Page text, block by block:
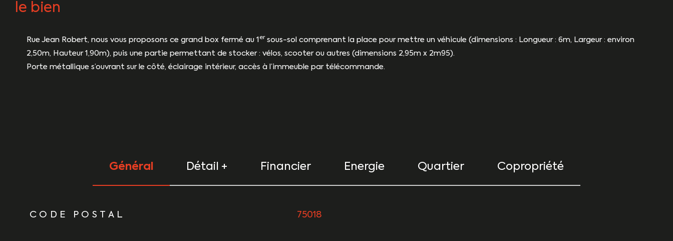
le bien
Rue Jean Robert, nous vous proposons ce grand box fermé au 1 er sous-sol comprenant la place pour mettre un véhicule (dimensions : Longueur : 6m, Largeur : environ
2,50m, Hauteur 1,90m), puis une partie permettant de stocker : vélos, scooter ou autres (dimensions 2,95m x 2m95).
Porte métallique s’ouvrant sur le côté, éclairage intérieur, accès à l’immeuble par télécommande.
Général Détail + Financier Energie Quartier Copropriété
TRAD_ZEPHYR_Caracteristique
CODE POSTAL 75018